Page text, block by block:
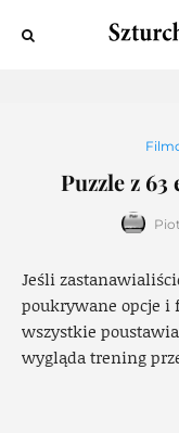
Puzzle z
Jeśli
poukrywane opcje i
wszystkie
wygląda trening